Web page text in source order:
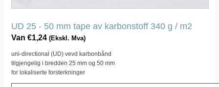
UD 25 - 50 mm tape av karbonstoff 340 g / m2
Van €1,24 (Ekskl. Mva)
uni-directional (UD) vevd karbonbånd
tilgjengelig i bredden 25 mm og 50 mm
for lokaliserte forsterkninger
produktsiden